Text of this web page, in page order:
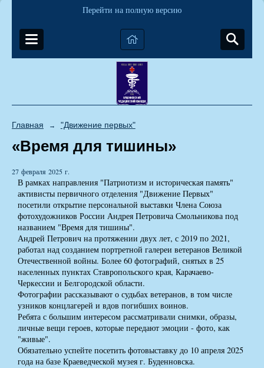
Перейти на полную версию
Главная → "Движение первых"
«Время для тишины»
27 февраля 2025 г.
В рамках направления "Патриотизм и историческая память"
активисты первичного отделения "Движение Первых"
посетили открытие персональной выставки Члена Союза
фотохудожников России Андрея Петровича Смольникова под
названием "Время для тишины".
Андрей Петрович на протяжении двух лет, с 2019 по 2021,
работал над созданием портретной галереи ветеранов Великой
Отечественной войны. Более 60 фотографий, снятых в 25
населенных пунктах Ставропольского края, Карачаево-
Черкессии и Белгородской области.
Фотографии рассказывают о судьбах ветеранов, в том числе
узников концлагерей и вдов погибших воинов.
Ребята с большим интересом рассматривали снимки, образы,
личные вещи героев, которые передают эмоции - фото, как
"живые".
Обязательно успейте посетить фотовыставку до 10 апреля 2025
года на базе Краеведческой музея г. Буденновска.